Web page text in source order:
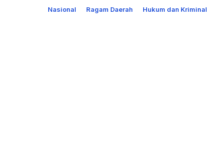
Nasional Ragam Daerah Hukum dan Kriminal